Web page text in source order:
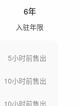
6年
入驻年限
5小时前售出
10小时前售出
10小时前售出